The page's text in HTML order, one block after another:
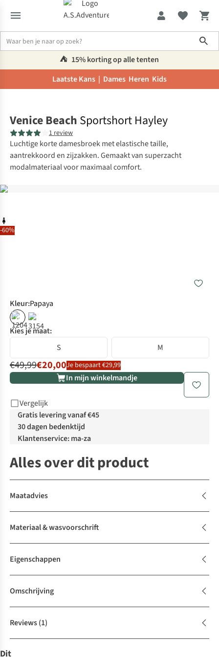
⛺️ 15% korting op alle tenten
Laatste Kans | Dames Heren Kids
-60%
Venice Beach Sportshort Hayley
1 review
Luchtige korte damesbroek met elastische taille,
aantrekkoord en zijzakken. Gemaakt van superzacht
modalmateriaal voor maximaal comfort.
Kleur:Papaya
%
Kies je maat:
S
M
€49,99€20,00Je bespaart €29,99
In mijn winkelmandje
Vergelijk
Gratis levering vanaf €45
30 dagen bedenktijd
Klantenservice: ma-za
Alles over dit product
Maatadvies
Materiaal & wasvoorschrift
Eigenschappen
Omschrijving
Reviews(1)
Dit